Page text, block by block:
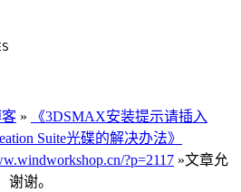
»
《3DSMAX安装提示请插入
Suite光碟的解决办法》
?p=2117 »文章允
谢。